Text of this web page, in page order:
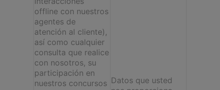
offline con nuestros
agentes de
atención al cliente),
así como cualquier
consulta que realice
con nosotros, su
participación en
nuestros concursos Datos que usted